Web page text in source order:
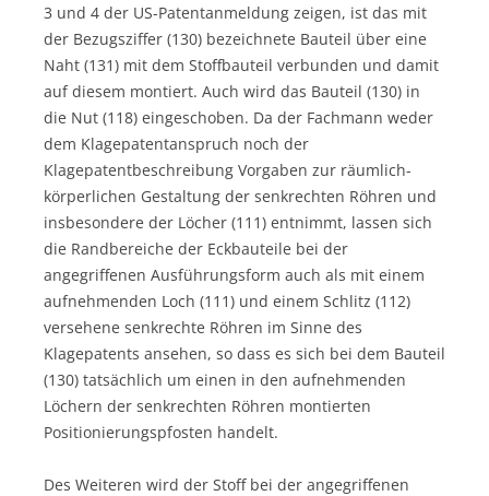
3 und 4 der US-Patentanmeldung zeigen, ist das mit
der Bezugsziffer (130) bezeichnete Bauteil über eine
Naht (131) mit dem Stoffbauteil verbunden und damit
auf diesem montiert. Auch wird das Bauteil (130) in
die Nut (118) eingeschoben. Da der Fachmann weder
dem Klagepatentanspruch noch der
Klagepatentbeschreibung Vorgaben zur räumlich-
körperlichen Gestaltung der senkrechten Röhren und
insbesondere der Löcher (111) entnimmt, lassen sich
die Randbereiche der Eckbauteile bei der
angegriffenen Ausführungsform auch als mit einem
aufnehmenden Loch (111) und einem Schlitz (112)
versehene senkrechte Röhren im Sinne des
Klagepatents ansehen, so dass es sich bei dem Bauteil
(130) tatsächlich um einen in den aufnehmenden
Löchern der senkrechten Röhren montierten
Positionierungspfosten handelt.
Des Weiteren wird der Stoff bei der angegriffenen